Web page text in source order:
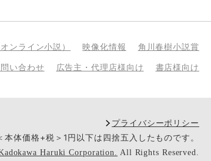
ンライン小説） 映像化情報 角川春樹小説賞
い合わせ 広告主・代理店様向け 書店様向け
プライバシーポリシー
体価格+税＞1円以下は四捨五入したものです。
Haruki Corporation. All Rights Reserved.